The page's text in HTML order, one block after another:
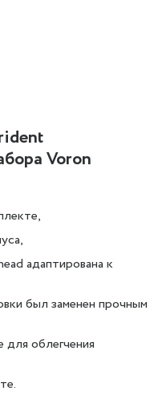
Voron
адаптирована к
был заменен прочным
облегчения